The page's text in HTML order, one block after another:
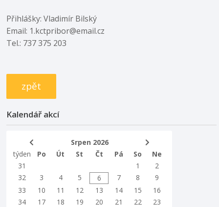
Přihlášky: Vladimír Bilský
Email: 1.kctpribor@email.cz
Tel.: 737 375 203
zpět
Kalendář akcí
Srpen 2026
týden
Po Út St Čt Pá So
Ne
31
1
2
32
3 4 5 6 7 8
9
33
10 11 12 13 14 15
16
34
17 18 19 20 21 22
23